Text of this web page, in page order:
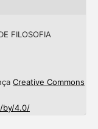
FILOSOFIA
Creative Commons
by/4.0/